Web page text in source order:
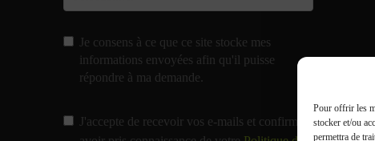
Pour offrir les
stocker et/ou
permettra de
Je consens à ce que ce site stocke mes
informations envoyées afin qu'il puisse
répondre à ma demande.
J'accepte de recevoir vos e-mails et confirme